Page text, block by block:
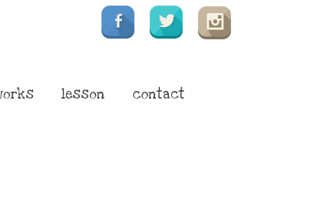
lesson
contact